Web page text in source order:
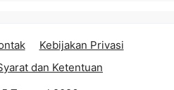
Kebijakan Privasi
dan Ketentuan